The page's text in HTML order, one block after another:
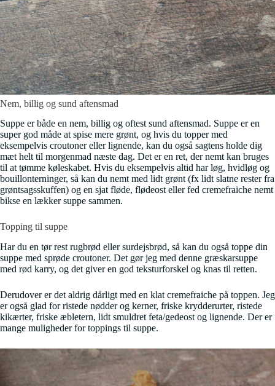
Nem, billig og sund aftensmad
Suppe er både en nem, billig og oftest sund aftensmad. Suppe er en
super god måde at spise mere grønt, og hvis du topper med
eksempelvis croutoner eller lignende, kan du også sagtens holde dig
mæt helt til morgenmad næste dag. Det er en ret, der nemt kan bruges
til at tømme køleskabet. Hvis du eksempelvis altid har løg, hvidløg og
bouillonterninger, så kan du nemt med lidt grønt (fx lidt slatne rester fra
grøntsagsskuffen) og en sjat fløde, flødeost eller fed cremefraiche nemt
bikse en lækker suppe sammen.
Topping til suppe
Har du en tør rest rugbrød eller surdejsbrød, så kan du også toppe din
suppe med sprøde croutoner. Det gør jeg med denne græskarsuppe
med rød karry, og det giver en god teksturforskel og knas til retten.
Derudover er det aldrig dårligt med en klat cremefraiche på toppen. Jeg
er også glad for ristede nødder og kerner, friske krydderurter, ristede
kikærter, friske æbletern, lidt smuldret feta/gedeost og lignende. Der er
mange muligheder for toppings til suppe.